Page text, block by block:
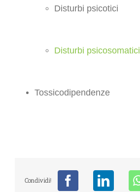
Disturbi psicotici
Disturbi psicosomatici
Tossicodipendenze
Condividi!